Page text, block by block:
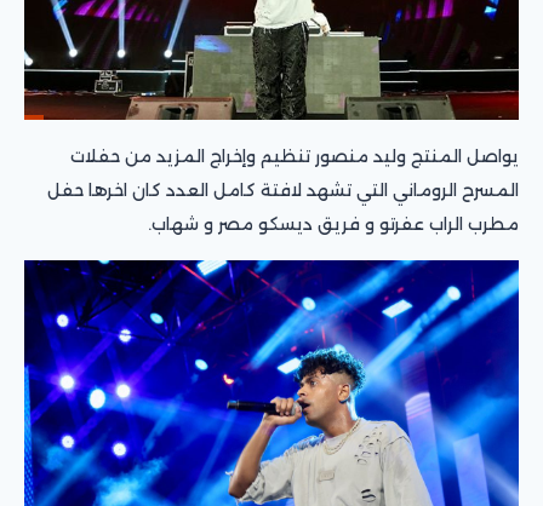
يواصل المنتج وليد منصور تنظيم وإخراج المزيد من حفلات
المسرح الروماني التي تشهد لافتة كامل العدد كان اخرها حفل
مطرب الراب عفرتو و فريق ديسكو مصر و شهاب.